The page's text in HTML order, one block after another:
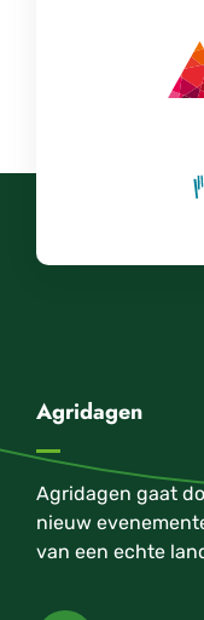
Agridagen
Agridagen gaat
nieuw
van een echte